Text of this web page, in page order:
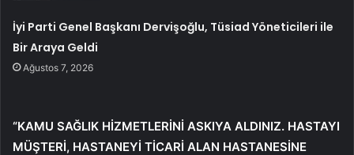
İyi Parti Genel Başkanı Dervişoğlu, Tüsiad Yöneticileri ile
Bir Araya Geldi
Ağustos 7, 2026
“KAMU SAĞLIK HİZMETLERİNİ ASKIYA ALDINIZ. HASTAYI
MÜŞTERİ, HASTANEYİ TİCARİ ALAN HASTANESİNE